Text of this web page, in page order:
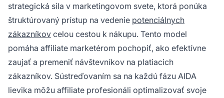
strategická sila v marketingovom svete, ktorá ponúka
štruktúrovaný prístup na vedenie potenciálnych
zákazníkov celou cestou k nákupu. Tento model
pomáha affiliate marketérom pochopiť, ako efektívne
zaujať a premeniť návštevníkov na platiacich
zákazníkov. Sústreďovaním sa na každú fázu AIDA
lievika môžu affiliate profesionáli optimalizovať svoje